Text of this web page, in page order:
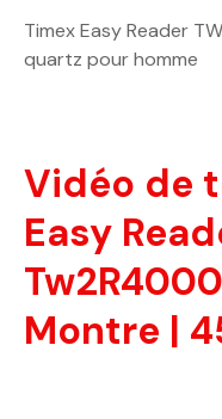
Timex Easy Reader
quartz pour homme
Vidéo de
Easy
Montre |